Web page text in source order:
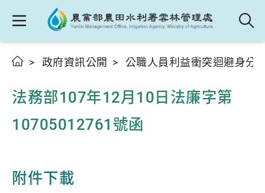
政府資訊公開 公職人員利益衝突迴避身分
法務部107年12月10日法廉字第
10705012761號函
附件下載